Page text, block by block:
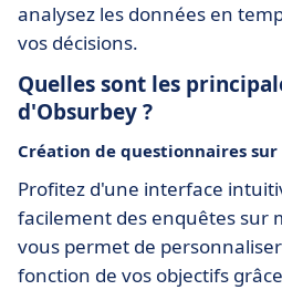
analysez les données en
vos décisions.
Quelles sont les
d'Obsurbey ?
Création de questionnaires sur
Profitez d'une interface
facilement des enquêtes sur
vous permet de
fonction de vos objectifs